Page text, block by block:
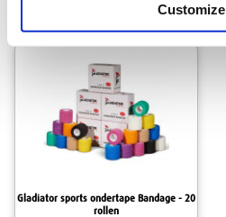
Customize
binnen 1-3 werkdagen bezorgd.
Gladiator sports ondertape Bandage - 20
rollen